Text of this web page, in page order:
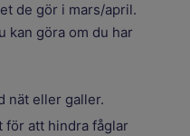
de gör i mars/april.
kan göra om du har
nät eller galler.
för att hindra fåglar